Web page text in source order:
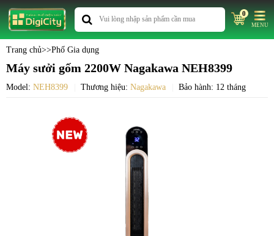
0
MENU
Trang chủ>>Phố Gia dụng
Máy sưởi gốm 2200W Nagakawa NEH8399
Model: NEH8399 Thương hiệu: Nagakawa Bảo hành: 12 tháng